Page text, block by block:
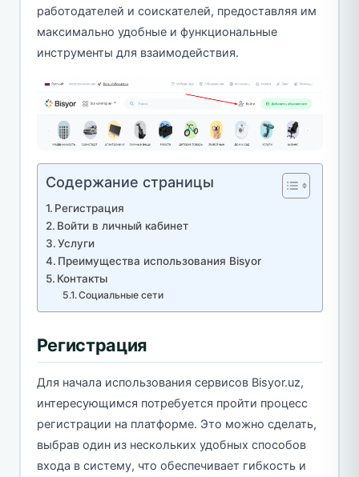
работодателей и соискателей, предоставляя им
максимально удобные и функциональные
инструменты для взаимодействия.
Содержание страницы
Регистрация
Войти в личный кабинет
Услуги
Преимущества использования Bisyor
Контакты
Социальные сети
Регистрация
Для начала использования сервисов Bisyor.uz,
интересующимся потребуется пройти процесс
регистрации на платформе. Это можно сделать,
выбрав один из нескольких удобных способов
входа в систему, что обеспечивает гибкость и